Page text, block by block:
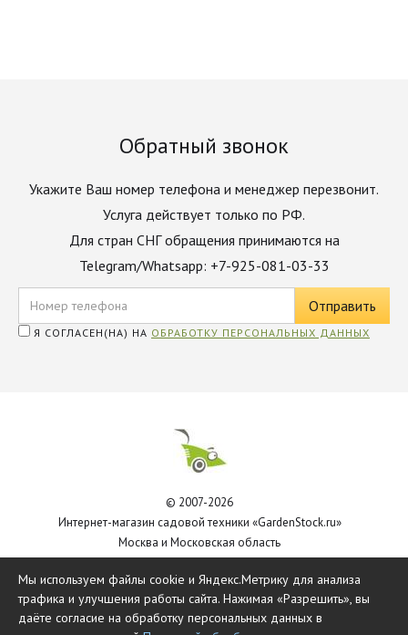
Обратный звонок
Укажите Ваш номер телефона и менеджер перезвонит.
Услуга действует только по РФ.
Для стран СНГ обращения принимаются на
Telegram/Whatsapp: +7-925-081-03-33
Я СОГЛАСЕН(НА) НА ОБРАБОТКУ ПЕРСОНАЛЬНЫХ ДАННЫХ
© 2007-2026
Интернет-магазин садовой техники «GardenStock.ru»
Москва и Московская область
Мы используем файлы cookie и Яндекс.Метрику для анализа
трафика и улучшения работы сайта. Нажимая «Разрешить», вы
даёте согласие на обработку персональных данных в